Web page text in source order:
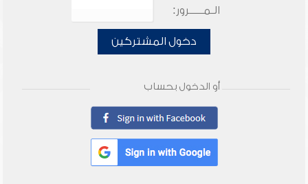
الـمـــــرور:
دخول المشتركين
أو الدخول بحساب